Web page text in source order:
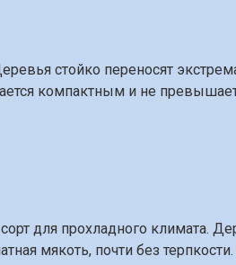
стойко переносят
компактным и не
для прохладного климата.
мякоть, почти без